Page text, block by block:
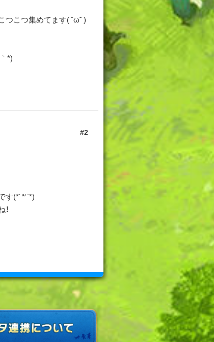
こつ集めてます( ˘ω˘ )
*)
2
(*´꒳`*)